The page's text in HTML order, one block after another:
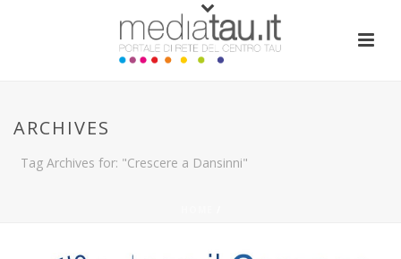
ARCHIVES
Tag Archives for: "Crescere a Dansinni"